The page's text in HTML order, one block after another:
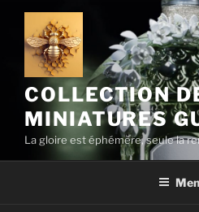
Aller
contenu
principal
COLLECTION
MINIATURES
La gloire est éphémère, seule la